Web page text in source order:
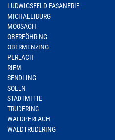
LUDWIGSFELD-FASANERIE
MICHAELIBURG
MOOSACH
OBERFÖHRING
OBERMENZING
PERLACH
RIEM
SENDLING
SOLLN
STADTMITTE
TRUDERING
WALDPERLACH
WALDTRUDERING